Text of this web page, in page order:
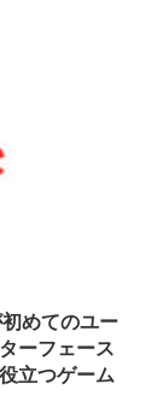
めてのユー
ーフェース
立つゲーム